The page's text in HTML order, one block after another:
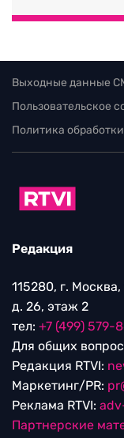
Выходные данные
Пользовательское
Политика
Редакция
115280, г.
д. 26, этаж 2
тел: +7 (499) 579-
Для общих
Редакция RTVI:
Маркетинг/PR:
Реклама RTVI:
Партнерские